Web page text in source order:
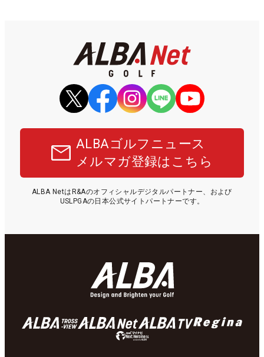
ALBAゴルフニュース
メルマガ登録はこちら
ALBA NetはR&Aのオフィシャルデジタルパートナー、および
USLPGAの日本公式サイトパートナーです。